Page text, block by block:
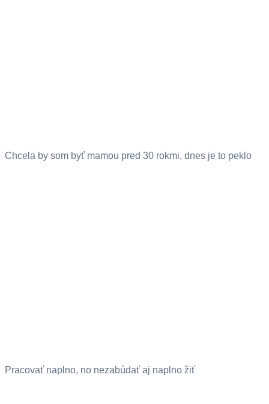
Chcela by som byť mamou pred 30 rokmi, dnes je to peklo
Pracovať naplno, no nezabúdať aj naplno žiť